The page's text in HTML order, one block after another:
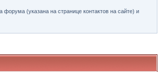
(указана на странице контактов на сайте) и